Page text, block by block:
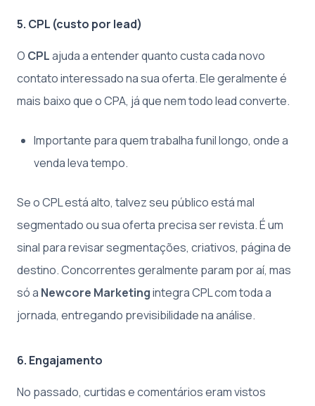
5. CPL (custo por lead)
O CPLajuda a entender quanto custa cada novo
contato interessado na sua oferta. Ele geralmente é
mais baixo que o CPA, já que nem todo lead converte.
Importante para quem trabalha funil longo, onde a
venda leva tempo.
Se o CPL está alto, talvez seu público está mal
segmentado ou sua oferta precisa ser revista. É um
sinal para revisar segmentações, criativos, página de
destino. Concorrentes geralmente param por aí, mas
só a Newcore Marketingintegra CPL com toda a
jornada, entregando previsibilidade na análise.
6. Engajamento
No passado, curtidas e comentários eram vistos